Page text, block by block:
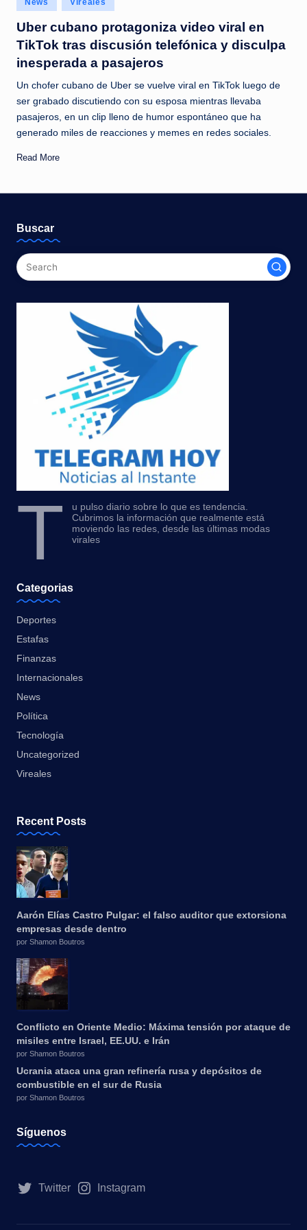
c
i
a
a
l
i
n
s
a
n
t
e
in
News Vireales
Uber cubano protagoniza video viral en
TikTok tras discusión telefónica y disculpa
inesperada a pasajeros
Un chofer cubano de Uber se vuelve viral en TikTok luego de
ser grabado discutiendo con su esposa mientras llevaba
pasajeros, en un clip lleno de humor espontáneo que ha
generado miles de reacciones y memes en redes sociales.
Read More
Buscar
T
u pulso diario sobre lo que es tendencia.
Cubrimos la información que realmente está
moviendo las redes, desde las últimas modas
virales
Categorias
Deportes
Estafas
Finanzas
Internacionales
News
Política
Tecnología
Uncategorized
Vireales
Recent Posts
Aarón Elías Castro Pulgar: el falso auditor que extorsiona
empresas desde dentro
por Shamon Boutros
Conflicto en Oriente Medio: Máxima tensión por ataque de
misiles entre Israel, EE.UU. e Irán
por Shamon Boutros
Ucrania ataca una gran refinería rusa y depósitos de
combustible en el sur de Rusia
por Shamon Boutros
Síguenos
Twitter Instagram